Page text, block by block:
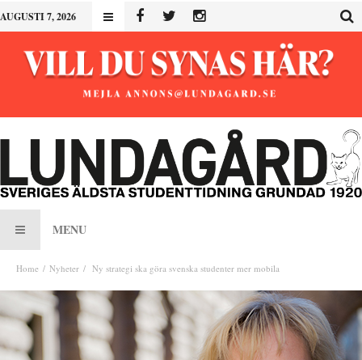
AUGUSTI 7, 2026
MENU
Home Nyheter Ny strategi ska göra svenska studenter mer mobila